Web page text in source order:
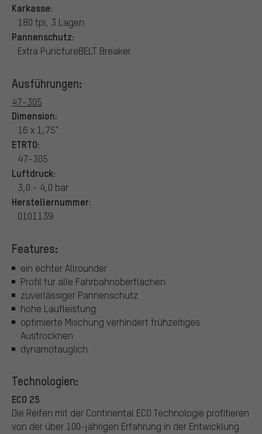
Karkasse:
180 tpi, 3 Lagen
Pannenschutz:
Extra PunctureBELT Breaker
Ausführungen:
47-305
Dimension:
16 x 1,75"
ETRTO:
47-305
Luftdruck:
3,0 - 4,0 bar
Herstellernummer:
0101139
Features:
ein echter Allrounder
Profil für alle Fahrbahnoberflächen
zuverlässiger Pannenschutz
hohe Laufleistung
optimierte Mischung verhindert frühzeitiges
Austrocknen
dynamotauglich
Technologien:
ECO 25
Die Reifen mit der Continental ECO Technologie profitieren
von der über 100-jährigen Erfahrung in der Entwicklung